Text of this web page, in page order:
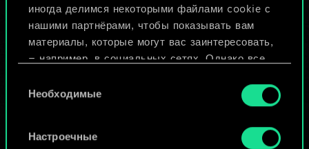
иногда делимся некоторыми файлами cookie с
нашими партнёрами, чтобы показывать вам
материалы, которые могут вас заинтересовать,
— например, в социальных сетях. Однако все
разрешения.
Найти подробную информацию о том, как мы
используем ваши файлы cookie, и изменить
согласия
Необходимые
Настроечные
ИЛИ